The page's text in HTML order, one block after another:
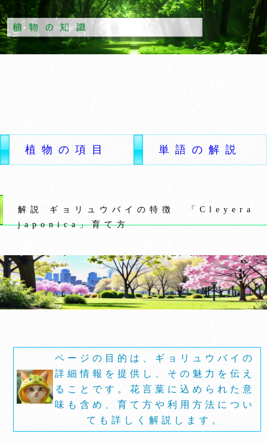
植物の項目 単語の解説
解説 ギョリュウバイの特徴 「Cleyera
japonica」育て方
ページの目的は、ギョリュウバイの
詳細情報を提供し、その魅力を伝え
ることです。花言葉に込められた意
味も含め、育て方や利用方法につい
ても詳しく解説します。